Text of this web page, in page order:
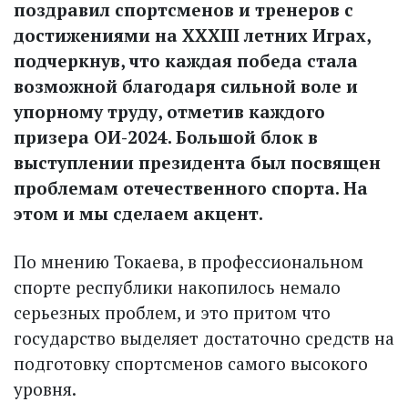
поздравил спортсменов и тренеров с
достижениями на ХХХІІІ летних Играх,
подчеркнув, что каждая победа стала
возможной благодаря сильной воле и
упорному труду, отметив каждого
призера ОИ-2024. Большой блок в
выступлении президента был посвящен
проблемам отечественного спорта. На
этом и мы сделаем акцент.
По мнению Токаева, в профессиональном
спорте респуб­лики накопилось немало
серьезных проблем, и это притом что
государство выделяет достаточно средств на
подготовку спортсменов самого высокого
уровня.